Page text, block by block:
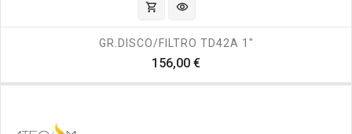
shopping_cart visibility
GR.DISCO/FILTRO TD42A 1"
156,00 €Prezzo